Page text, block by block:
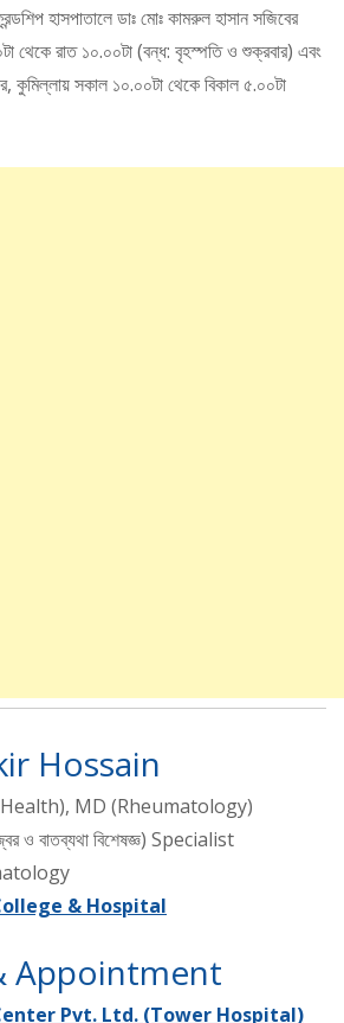
হাসপাতালে ডাঃ মোঃ কামরুল হাসান সজিবের
থেকে রাত ১০.০০টা (বন্ধ: বৃহস্পতি ও শুক্রবার) এবং
কুমিল্লায় সকাল ১০.০০টা থেকে বিকাল ৫.০০টা
Hossain
MD (Rheumatology)
বাতব্যথা বিশেষজ্ঞ) Specialist
& Hospital
Appointment
Pvt. Ltd. (Tower Hospital)